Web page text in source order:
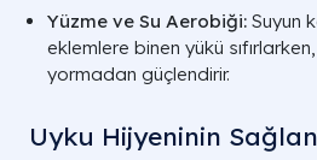
Yüzme ve Su Aerobiği: Suyun
eklemlere binen yükü
yormadan güçlendirir.
Uyku Hijyeninin